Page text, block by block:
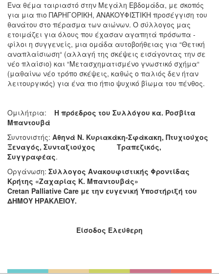
Ένα θέμα ταιριαστό στην Μεγάλη Εβδομάδα, με σκοπός
για μια πιο ΠΑΡΗΓΟΡΙΚΗ, ΑΝΑΚΟΥΦΙΣΤΙΚΗ προσέγγιση του
θανάτου στο πέρασμα των αιώνων. Ο σύλλογος μας
ετοιμάζει για όλους που έχασαν αγαπητά πρόσωπα -
φίλοι η συγγενείς, μια ομάδα αυτοβοήθειας για “Θετική
αναπλαίσιωση“ (αλλαγή της σκέψεις εισάγοντας την σε
νέο πλαίσιο) και “Μετασχηματισμένο γνωστικό σχήμα“
(μαθαίνω νέο τρόπο σκέψεις, καθώς ο παλιός δεν ήταν
λειτουργικός) για ένα πιο ήπιο ψυχικό βίωμα του πένθος.
Ομιλήτρια: Η πρόεδρος του Συλλόγου κα. Ροσβίτα
Μπαντουβά
Συντονιστής: Αθηνά Ν. Κυριακάκη-Σφάκακη, Πτυχιούχος
Ξεναγός, Συνταξιούχος Τραπεζικός,
Συγγραφέας.
Οργάνωση: Σύλλογος Ανακουφιστικής Φροντίδας
Κρήτης «Ζαχαρίας Κ. Μπαντουβάς»
Cretan Palliative Care με την ευγενική Υποστήριξή του
ΔΗΜΟΥ ΗΡΑΚΛΕΙΟΥ.
Είσοδος Ελεύθερη